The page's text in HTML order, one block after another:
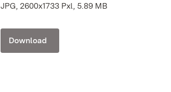
JPG, 2600x1733 Pxl, 5.89 MB
Download